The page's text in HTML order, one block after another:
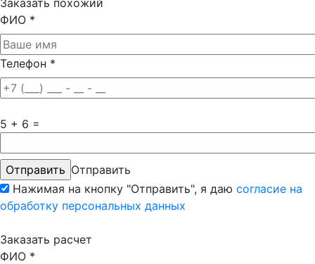
ФИО *
Телефон *
5 + 6 =
Отправить
Нажимая на кнопку "Отправить", я даю согласие на
обработку персональных данных
Заказать расчет
ФИО *